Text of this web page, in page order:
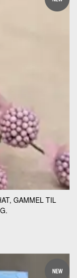
GAMMEL TIL